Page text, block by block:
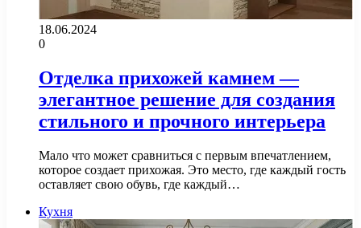
18.06.2024
0
Отделка прихожей камнем —
элегантное решение для создания
стильного и прочного интерьера
Мало что может сравниться с первым впечатлением,
которое создает прихожая. Это место, где каждый гость
оставляет свою обувь, где каждый…
Кухня